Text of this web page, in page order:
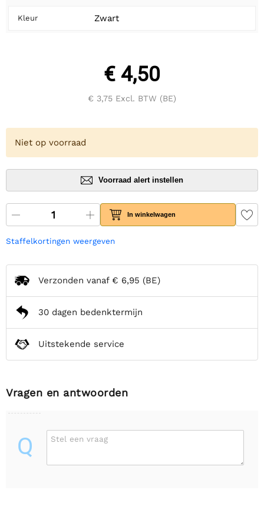
Kleur Zwart
€ 4,50
€ 3,75 Excl. BTW (BE)
Niet op voorraad
Voorraad alert instellen
In winkelwagen
Staffelkortingen weergeven
Verzonden vanaf € 6,95 (BE)
30 dagen bedenktermijn
Uitstekende service
Vragen en antwoorden
Q Stel een vraag